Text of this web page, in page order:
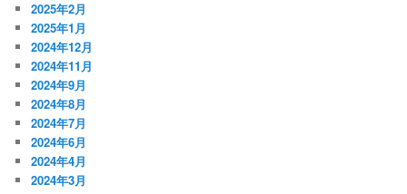
2025年2月
2025年1月
2024年12月
2024年11月
2024年9月
2024年8月
2024年7月
2024年6月
2024年4月
2024年3月